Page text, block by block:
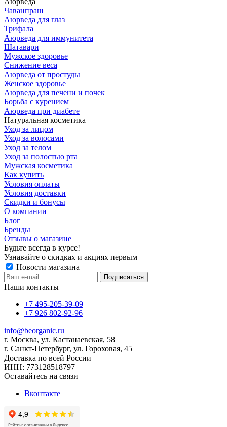
Чаванпраш
Аюрведа для глаз
Трифала
Аюрведа для иммунитета
Шатавари
Мужское здоровье
Снижение веса
Аюрведа от простуды
Женское здоровье
Аюрведа для печени и почек
Борьба с курением
Аюрведа при диабете
Натуральная косметика
Уход за лицом
Уход за волосами
Уход за телом
Уход за полостью рта
Мужская косметика
Как купить
Условия оплаты
Условия доставки
Скидки и бонусы
О компании
Блог
Бренды
Отзывы о магазине
Будьте всегда в курсе!
Узнавайте о скидках и акциях первым
Новости магазина
Наши контакты
+7 495-205-39-09
+7 926 802-92-96
info@beorganic.ru
г. Москва, ул. Кастанаевская, 58
г. Санкт-Петербург, ул. Гороховая, 45
Доставка по всей России
ИНН: 773128518797
Оставайтесь на связи
Вконтакте